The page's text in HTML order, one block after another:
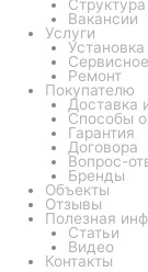
Вакансии
Услуги
Установка
Ремонт
Покупателю
Доставка
Способы
Гарантия
Договора
Вопрос-
Бренды
Объекты
Отзывы
Полезная
Статьи
Видео
Контакты